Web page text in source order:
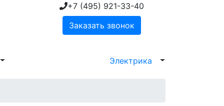
+7 (495) 921-33-40
Заказать звонок
Электрика